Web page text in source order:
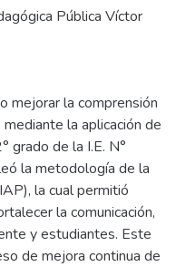
Pública Víctor
mejorar la comprensión
la aplicación de
grado de la I.E. N°
la metodología de la
la cual permitió
la comunicación,
y estudiantes. Este
de mejora continua de